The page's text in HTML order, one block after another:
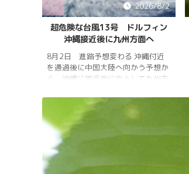
2026/8/2
超危険な台風13号 ドルフィン
沖縄接近後に九州方面へ
8月2日 進路予想変わる 沖縄付近
を通過後に中国大陸へ向かう予想か
ら、沖縄に接近後に北上して九州方
庁
ヨーロッ
パ中期予報センター 気象庁 8月
31日 6:00 8月30日 5:20 8月1日
に南鳥島近海で猛烈な勢力へ 台風
13号は、今後、海面水温が29度以
上の海域を西進する見込みで、猛烈